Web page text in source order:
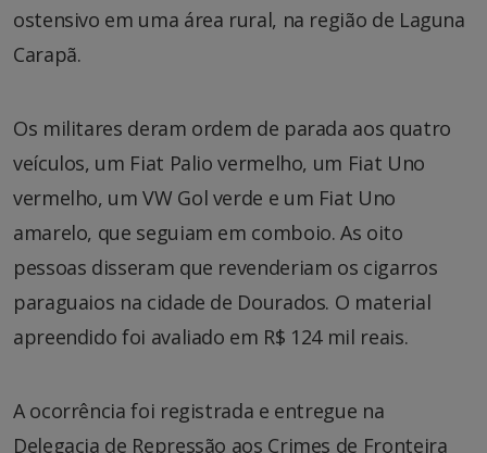
ostensivo em uma área rural, na região de Laguna
Carapã.
Os militares deram ordem de parada aos quatro
veículos, um Fiat Palio vermelho, um Fiat Uno
vermelho, um VW Gol verde e um Fiat Uno
amarelo, que seguiam em comboio. As oito
pessoas disseram que revenderiam os cigarros
paraguaios na cidade de Dourados. O material
apreendido foi avaliado em R$ 124 mil reais.
A ocorrência foi registrada e entregue na
Delegacia de Repressão aos Crimes de Fronteira